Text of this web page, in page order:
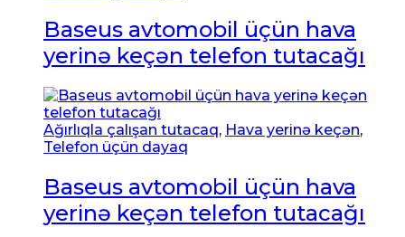
Baseus avtomobil üçün hava
yerinə keçən telefon tutacağı
Ağırlıqla çalışan tutacaq, Hava yerinə keçən,
Telefon üçün dayaq
Baseus avtomobil üçün hava
yerinə keçən telefon tutacağı